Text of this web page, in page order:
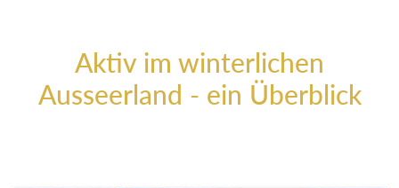
Aktiv im winterlichen
Ausseerland - ein Überblick